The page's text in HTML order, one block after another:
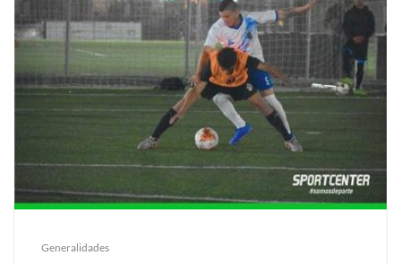
Generalidades